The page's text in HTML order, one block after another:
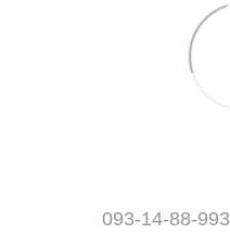
093-14-88-993